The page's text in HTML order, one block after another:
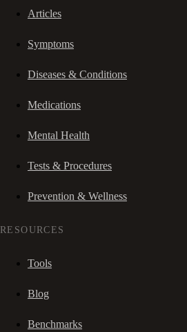
Articles
Symptoms
Diseases & Conditions
Medications
Mental Health
Tests & Procedures
Prevention & Wellness
RESOURCES
Tools
Blog
Benchmarks